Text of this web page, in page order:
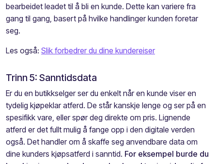
bearbeidet leadet til å bli en kunde. Dette kan variere fra
gang til gang, basert på hvilke handlinger kunden foretar
seg.
Les også: Slik forbedrer du dine kundereiser
Trinn 5: Sanntidsdata
Er du en butikkselgerser du enkelt når en kunde viser en
tydelig kjøpeklar atferd. De står kanskje lenge og ser på en
spesifikk vare, eller spør deg direkte om pris. Lignende
atferd er det fullt mulig å fange opp i den digitale verden
også. Det handler om å skaffe seg anvendbare data om
dine kunders kjøpsatferd i sanntid. For eksempel burde du